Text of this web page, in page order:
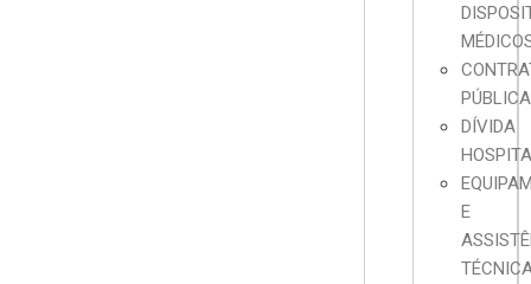
PÚBLICA
DÍVIDA
E